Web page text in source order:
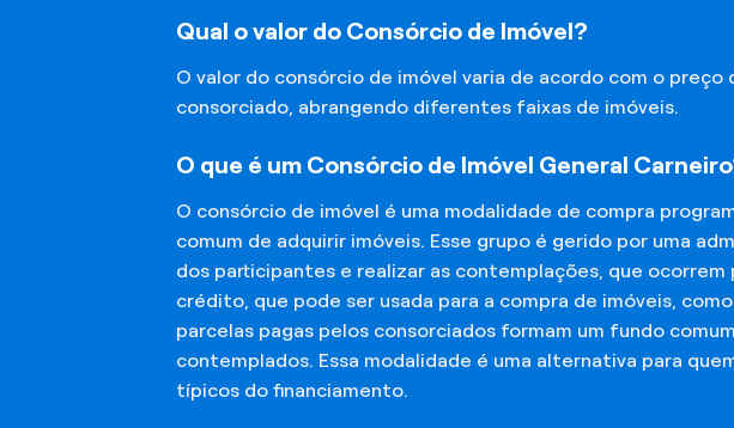
Qual o valor do Consórcio de Imóvel?
O valor do consórcio de imóvel varia de acordo com o
consorciado, abrangendo diferentes faixas de imóveis.
O que é um Consórcio de Imóvel General
O consórcio de imóvel é uma modalidade de compra
comum de adquirir imóveis. Esse grupo é gerido por uma
dos participantes e realizar as contemplações, que
crédito, que pode ser usada para a compra de imóveis,
parcelas pagas pelos consorciados formam um fundo
contemplados. Essa modalidade é uma alternativa para
típicos do financiamento.